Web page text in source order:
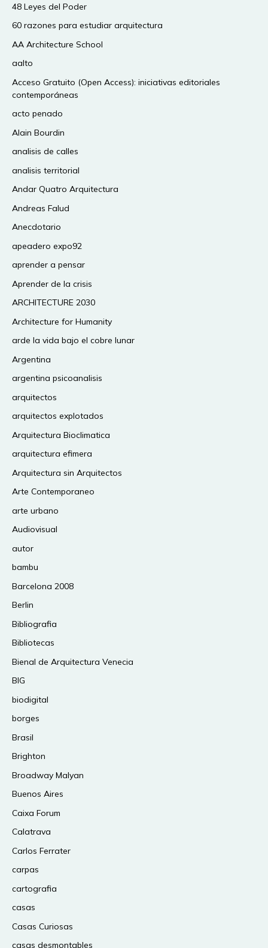
48 Leyes del Poder
60 razones para estudiar arquitectura
AA Architecture School
aalto
Acceso Gratuito (Open Access): iniciativas editoriales
contemporáneas
acto penado
Alain Bourdin
analisis de calles
analisis territorial
Andar Quatro Arquitectura
Andreas Falud
Anecdotario
apeadero expo92
aprender a pensar
Aprender de la crisis
ARCHITECTURE 2030
Architecture for Humanity
arde la vida bajo el cobre lunar
Argentina
argentina psicoanalisis
arquitectos
arquitectos explotados
Arquitectura Bioclimatica
arquitectura efimera
Arquitectura sin Arquitectos
Arte Contemporaneo
arte urbano
Audiovisual
autor
bambu
Barcelona 2008
Berlin
Bibliografia
Bibliotecas
Bienal de Arquitectura Venecia
BIG
biodigital
borges
Brasil
Brighton
Broadway Malyan
Buenos Aires
Caixa Forum
Calatrava
Carlos Ferrater
carpas
cartografia
casas
Casas Curiosas
casas desmontables